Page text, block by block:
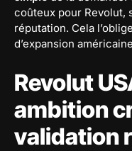
coûteux pour Revolut,
réputation. Cela
d’expansion
Revolut
ambition
validation